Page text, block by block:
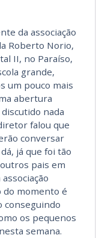
da associação
Roberto Norio,
II, no Paraíso,
grande,
um pouco mais
abertura
nada
falou que
conversar
já que foi tão
pais em
do momento é
conseguindo
os pequenos
semana.